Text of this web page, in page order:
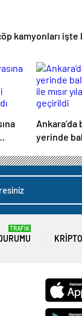
kamyonları işte
Ankara’da
yerinde
geçirildi
TRAFİK